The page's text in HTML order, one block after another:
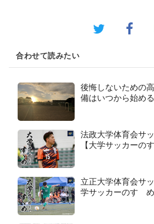
合わせて読みたい
後悔しないための
備はいつから始め
法政大学体育会サ
【大学サッカーの
立正大学体育会サ
学サッカーのすゝめ